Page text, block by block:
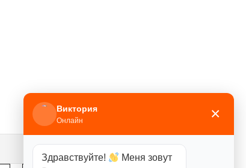
Виктория
Онлайн ×
Здравствуйте!
Меня зовут